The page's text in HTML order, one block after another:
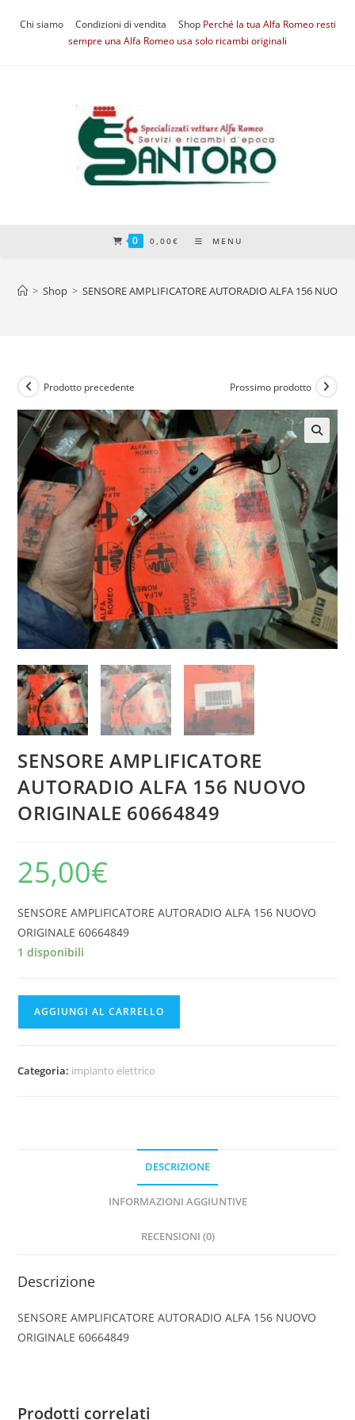
Chi siamo Condizioni di vendita Shop Perché la tua Alfa Romeo resti
sempre una Alfa Romeo usa solo ricambi originali
0 0,00€ MENU
> Shop > SENSORE AMPLIFICATORE AUTORADIO ALFA 156
Prodotto precedente Prossimo prodotto
SENSORE AMPLIFICATORE
AUTORADIO ALFA 156 NUOVO
ORIGINALE 60664849
25,00€
SENSORE AMPLIFICATORE AUTORADIO ALFA 156 NUOVO
ORIGINALE 60664849
1 disponibili
AGGIUNGI AL CARRELLO
Categoria: impianto elettrico
DESCRIZIONE
INFORMAZIONI AGGIUNTIVE
RECENSIONI (0)
Descrizione
SENSORE AMPLIFICATORE AUTORADIO ALFA 156 NUOVO
ORIGINALE 60664849
Prodotti correlati